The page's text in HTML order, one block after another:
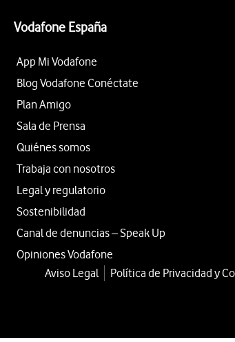
Vodafone España
App Mi Vodafone
Blog Vodafone Conéctate
Plan Amigo
Sala de Prensa
Quiénes somos
Trabaja con nosotros
Legal y regulatorio
Sostenibilidad
Canal de denuncias – Speak Up
Opiniones Vodafone
Aviso Legal Política de Privacidad y